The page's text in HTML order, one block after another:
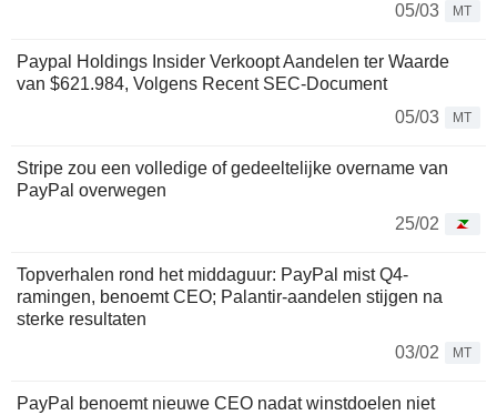
05/03
MT
Paypal Holdings Insider Verkoopt Aandelen ter Waarde
van $621.984, Volgens Recent SEC-Document
05/03
MT
Stripe zou een volledige of gedeeltelijke overname van
PayPal overwegen
25/02
Topverhalen rond het middaguur: PayPal mist Q4-
ramingen, benoemt CEO; Palantir-aandelen stijgen na
sterke resultaten
03/02
MT
PayPal benoemt nieuwe CEO nadat winstdoelen niet